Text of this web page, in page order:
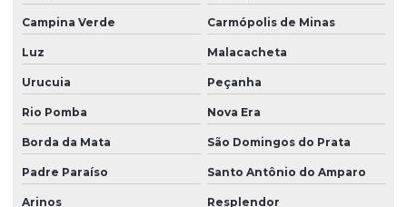
Campina Verde Carmópolis de Minas
Luz Malacacheta
Urucuia Peçanha
Rio Pomba Nova Era
Borda da Mata São Domingos do Prata
Padre Paraíso Santo Antônio do Amparo
Arinos Resplendor